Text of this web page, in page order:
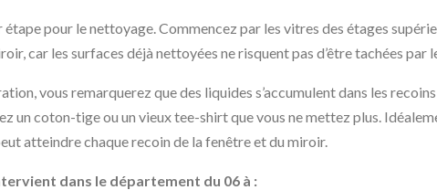
étape pour le nettoyage. Commencez par les vitres des étages
car les surfaces déjà nettoyées ne risquent pas d’être tachées par
vous remarquerez que des liquides s’accumulent dans les
un coton-tige ou un vieux tee-shirt que vous ne mettez plus.
atteindre chaque recoin de la fenêtre et du miroir.
dans le département du 06 à :